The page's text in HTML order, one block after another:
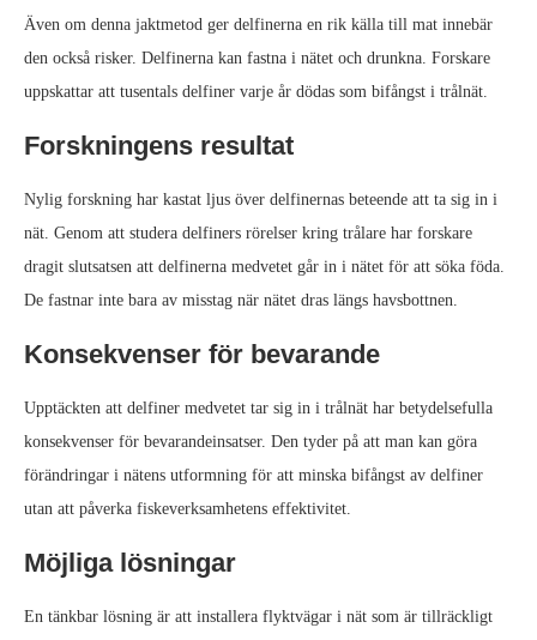
Även om denna jaktmetod ger delfinerna en rik källa till mat innebär
den också risker. Delfinerna kan fastna i nätet och drunkna. Forskare
uppskattar att tusentals delfiner varje år dödas som bifångst i trålnät.
Forskningens resultat
Nylig forskning har kastat ljus över delfinernas beteende att ta sig in i
nät. Genom att studera delfiners rörelser kring trålare har forskare
dragit slutsatsen att delfinerna medvetet går in i nätet för att söka föda.
De fastnar inte bara av misstag när nätet dras längs havsbottnen.
Konsekvenser för bevarande
Upptäckten att delfiner medvetet tar sig in i trålnät har betydelsefulla
konsekvenser för bevarandeinsatser. Den tyder på att man kan göra
förändringar i nätens utformning för att minska bifångst av delfiner
utan att påverka fiskeverksamhetens effektivitet.
Möjliga lösningar
En tänkbar lösning är att installera flyktvägar i nät som är tillräckligt